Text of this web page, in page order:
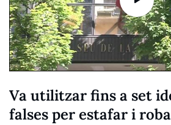
Va utilitzar fins a set
falses per estafar i